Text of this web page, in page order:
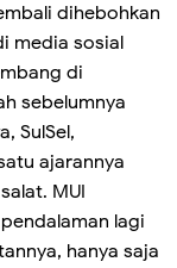
dihebohkan
media sosial
di
sebelumnya
SulSel,
ajarannya
MUI
lagi
hanya saja